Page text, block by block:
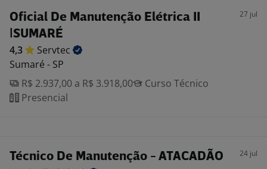
Oficial De Manutenção Elétrica II
|SUMARÉ
27 jul
4,3
Servtec
Sumaré - SP
R$ 2.937,00 a R$ 3.918,00
Curso Técnico
Presencial
Técnico De Manutenção - ATACADÃO 24 jul